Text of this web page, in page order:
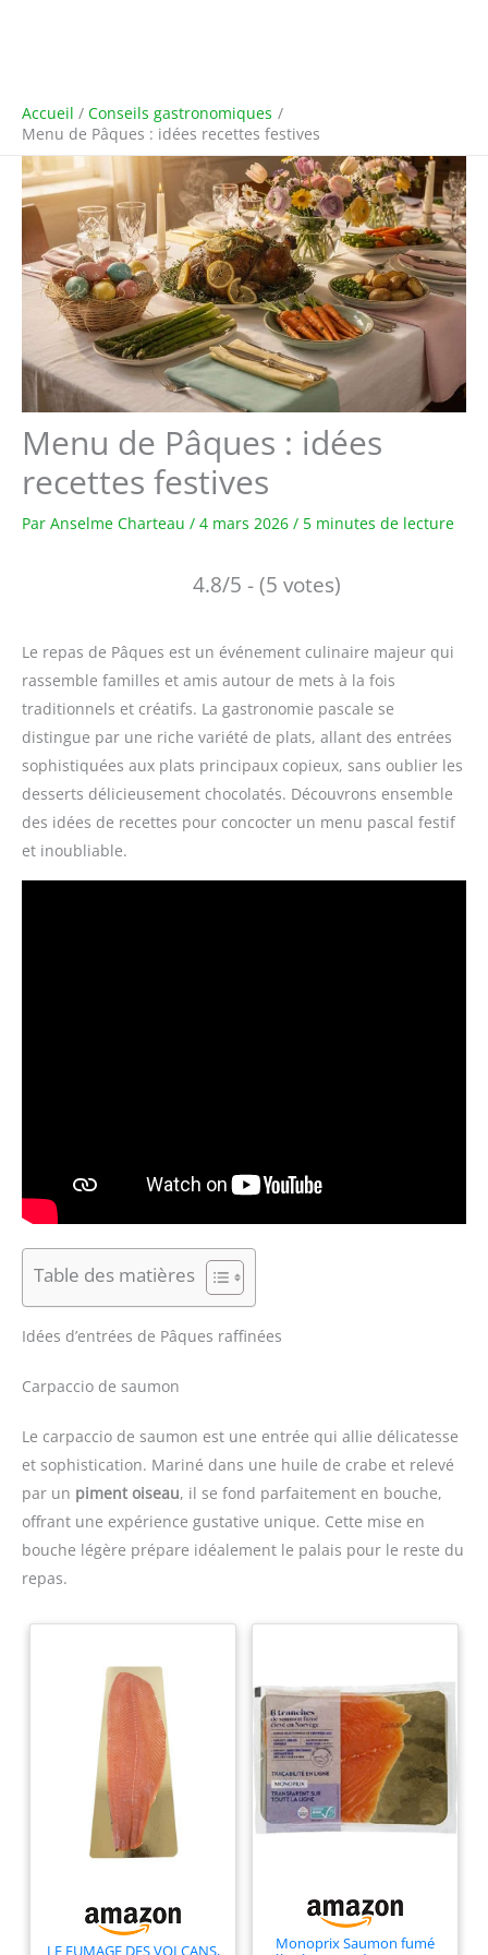
Accueil
Conseils gastronomiques
Menu de Pâques : idées recettes festives
Menu de Pâques : idées
recettes festives
Par Anselme Charteau / 4 mars 2026 / 5 minutes de lecture
4.8/5 - (5 votes)
Le repas de Pâques est un événement culinaire majeur qui
rassemble familles et amis autour de mets à la fois
traditionnels et créatifs. La gastronomie pascale se
distingue par une riche variété de plats, allant des entrées
sophistiquées aux plats principaux copieux, sans oublier les
desserts délicieusement chocolatés. Découvrons ensemble
des idées de recettes pour concocter un menu pascal festif
et inoubliable.
Table des matières
Idées d’entrées de Pâques raffinées
Carpaccio de saumon
Le carpaccio de saumon est une entrée qui allie délicatesse
et sophistication. Mariné dans une huile de crabe et relevé
par un piment oiseau, il se fond parfaitement en bouche,
offrant une expérience gustative unique. Cette mise en
bouche légère prépare idéalement le palais pour le reste du
repas.
LE FUMAGE DES VOLCANS,
Monoprix Saumon fumé